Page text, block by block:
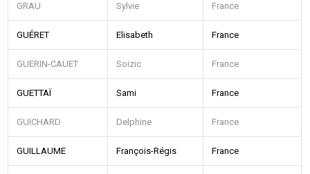
GRAU Sylvie France
GUÉRET Elisabeth France
GUERIN-CAUET Soizic France
GUETTAÏ Sami France
GUICHARD Delphine France
GUILLAUME François-Régis France